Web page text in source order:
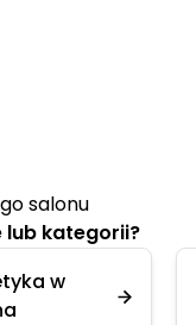
salonu
lub kategorii?
w